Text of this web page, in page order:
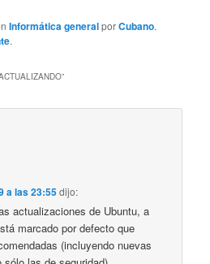
Informática generalporCubano.
.
”
a las 23:55dijo:
actualizaciones de Ubuntu, a
marcado por defecto que
(incluyendo nuevas